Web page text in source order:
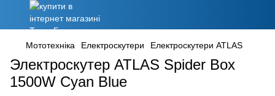
Мототехніка Електроскутери Електроскутери ATLAS
Электроскутер ATLAS Spider Box
1500W Cyan Blue